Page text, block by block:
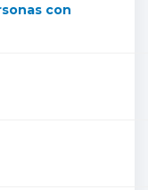
con